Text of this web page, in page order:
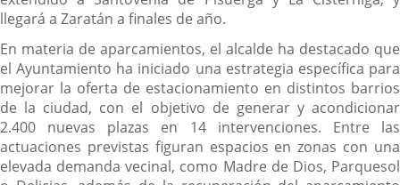
llegará a Zaratán a finales de año.
En materia de aparcamientos, el alcalde ha destacado que
el Ayuntamiento ha iniciado una estrategia específica para
mejorar la oferta de estacionamiento en distintos barrios
de la ciudad, con el objetivo de generar y acondicionar
2.400 nuevas plazas en 14 intervenciones. Entre las
actuaciones previstas figuran espacios en zonas con una
elevada demanda vecinal, como Madre de Dios, Parquesol